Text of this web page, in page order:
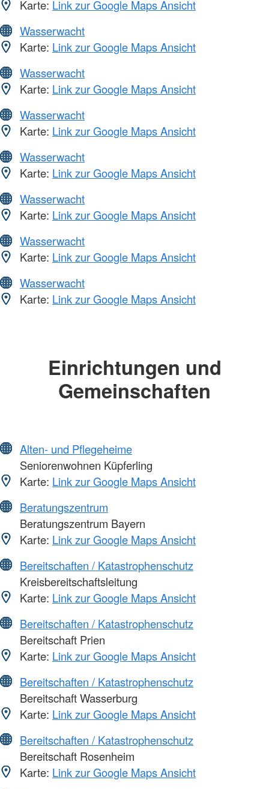
Karte: Link zur Google Maps Ansicht
Wasserwacht
Karte: Link zur Google Maps Ansicht
Wasserwacht
Karte: Link zur Google Maps Ansicht
Wasserwacht
Karte: Link zur Google Maps Ansicht
Wasserwacht
Karte: Link zur Google Maps Ansicht
Wasserwacht
Karte: Link zur Google Maps Ansicht
Wasserwacht
Karte: Link zur Google Maps Ansicht
Wasserwacht
Karte: Link zur Google Maps Ansicht
Einrichtungen und
Gemeinschaften
Alten- und Pflegeheime
Seniorenwohnen Küpferling
Karte: Link zur Google Maps Ansicht
Beratungszentrum
Beratungszentrum Bayern
Karte: Link zur Google Maps Ansicht
Bereitschaften / Katastrophenschutz
Kreisbereitschaftsleitung
Karte: Link zur Google Maps Ansicht
Bereitschaften / Katastrophenschutz
Bereitschaft Prien
Karte: Link zur Google Maps Ansicht
Bereitschaften / Katastrophenschutz
Bereitschaft Wasserburg
Karte: Link zur Google Maps Ansicht
Bereitschaften / Katastrophenschutz
Bereitschaft Rosenheim
Karte: Link zur Google Maps Ansicht